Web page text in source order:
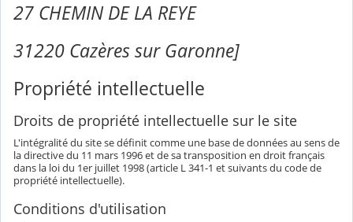
27 CHEMIN DE LA REYE
31220 Cazères sur Garonne]
Propriété intellectuelle
Droits de propriété intellectuelle sur le site
L'intégralité du site se définit comme une base de données au sens de
la directive du 11 mars 1996 et de sa transposition en droit français
dans la loi du 1er juillet 1998 (article L 341-1 et suivants du code de
propriété intellectuelle).
Conditions d'utilisation